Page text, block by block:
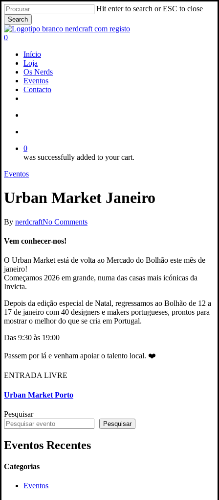
Skip
to
main
content
Hit enter to search or ESC to close
Search
Close
Search
search
account
0
Início
Loja
Os Nerds
Eventos
Contacto
0
was successfully added to your cart.
Eventos
Urban Market Janeiro
By nerdcraftNo Comments
Vem conhecer-nos!
O Urban Market está de volta ao Mercado do Bolhão este mês de
janeiro!
Começamos 2026 em grande, numa das casas mais icónicas da
Invicta.
Depois da edição especial de Natal, regressamos ao Bolhão de 12 a
17 de janeiro com 40 designers e makers portugueses, prontos para
mostrar o melhor do que se cria em Portugal.
Das 9:30 às 19:00
Passem por lá e venham apoiar o talento local. ❤️
ENTRADA LIVRE
Urban Market Porto
Pesquisar
Pesquisar
Eventos Recentes
Categorias
Eventos